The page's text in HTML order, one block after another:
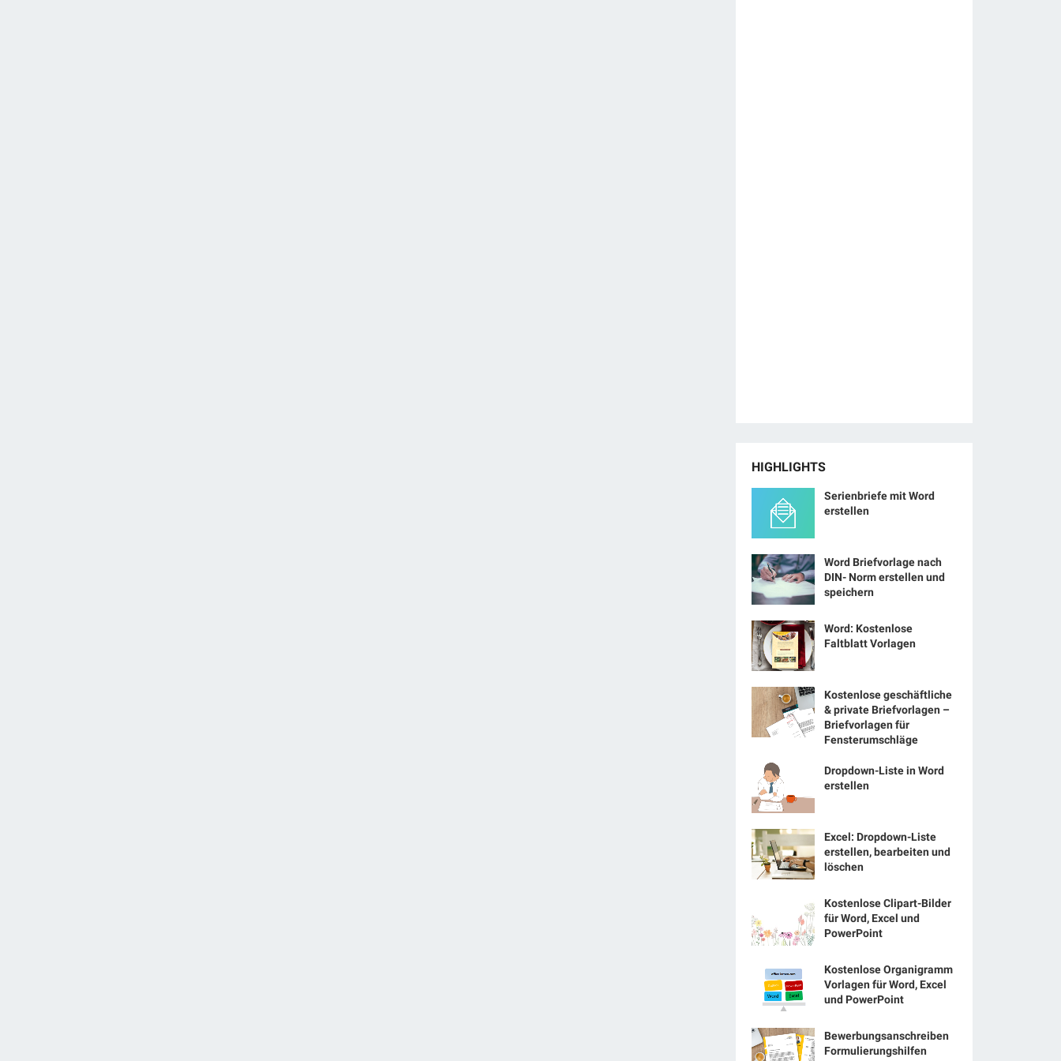
HIGHLIGHTS
Serienbriefe mit Word
erstellen
Word Briefvorlage nach
DIN- Norm erstellen und
speichern
Word: Kostenlose
Faltblatt Vorlagen
Kostenlose geschäftliche
& private Briefvorlagen –
Briefvorlagen für
Fensterumschläge
Dropdown-Liste in Word
erstellen
Excel: Dropdown-Liste
erstellen, bearbeiten und
löschen
Kostenlose Clipart-Bilder
für Word, Excel und
PowerPoint
Kostenlose Organigramm
Vorlagen für Word, Excel
und PowerPoint
Bewerbungsanschreiben
Formulierungshilfen